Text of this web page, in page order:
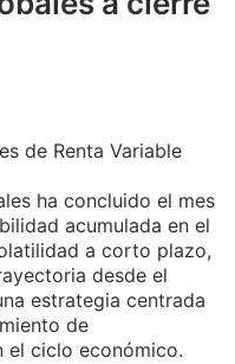
de Renta Variable
ha concluido el mes
acumulada en el
a corto plazo,
desde el
estrategia centrada
de
el ciclo económico.